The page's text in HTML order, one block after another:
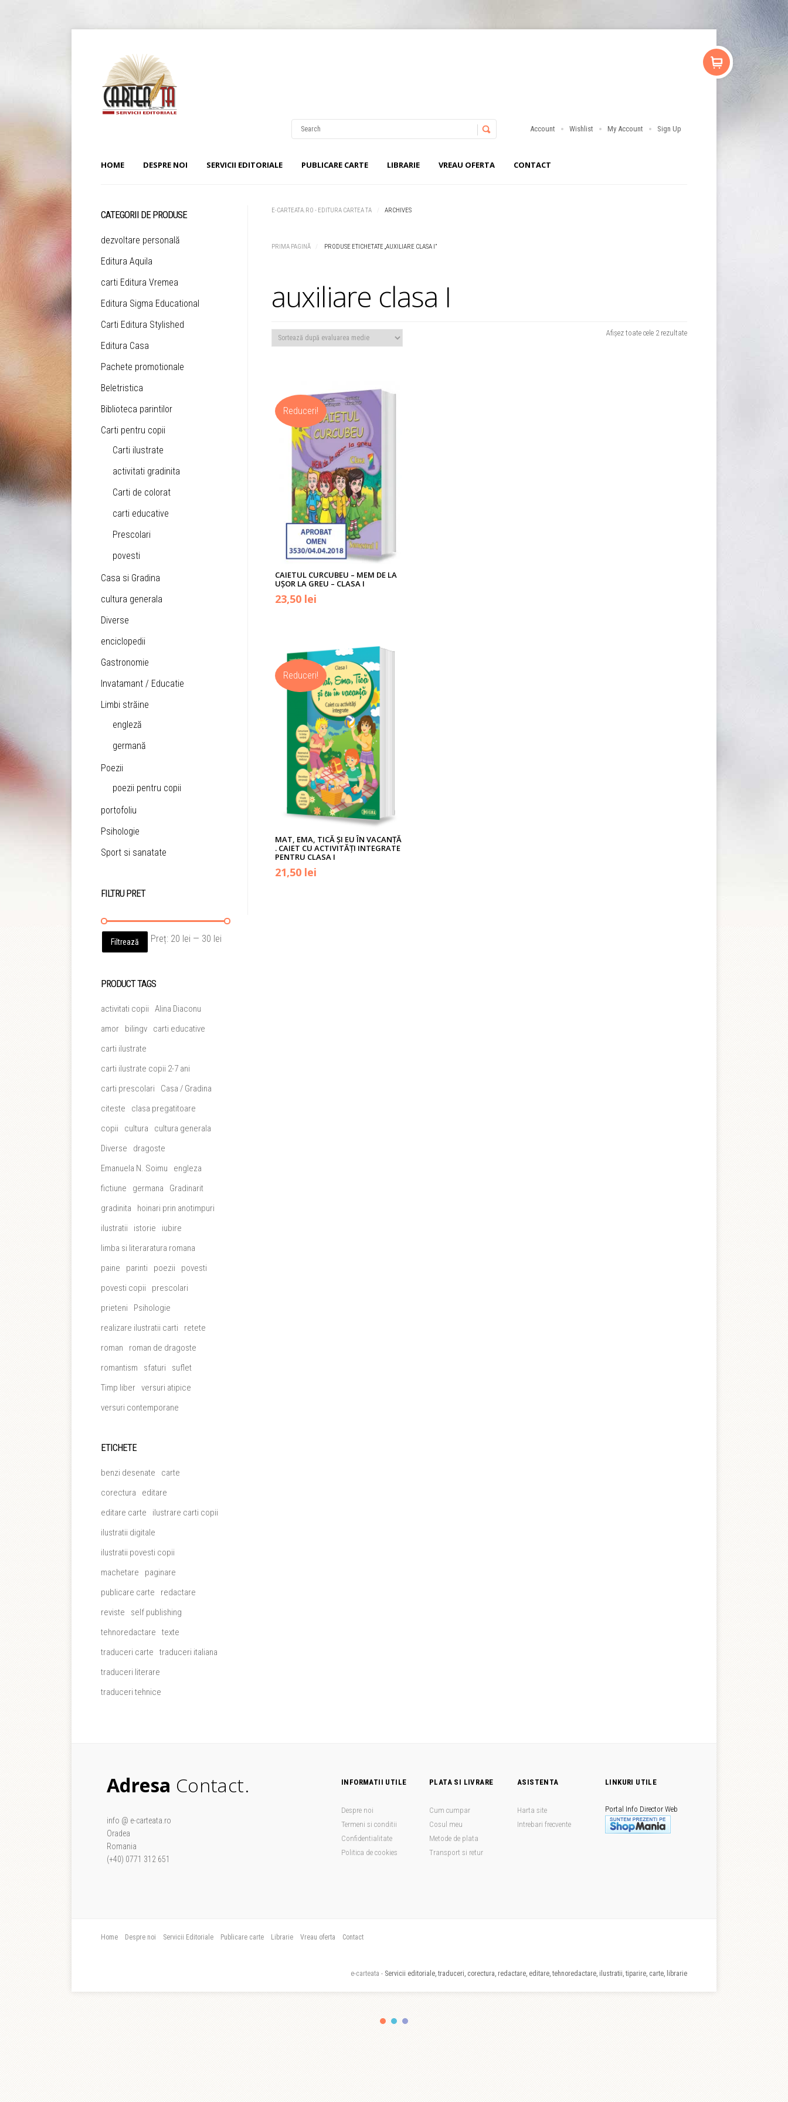
Account Wishlist My Account Sign Up
HOME DESPRE NOI SERVICII EDITORIALE PUBLICARE CARTE LIBRARIE VREAU OFERTA CONTACT
E-CARTEATA.RO - EDITURA CARTEA TA ARCHIVES
PRIMA PAGINĂ PRODUSE ETICHETATE „AUXILIARE CLASA I”
auxiliare clasa I
Afișez toate cele 2 rezultateSortat
Reduceri!
CAIETUL CURCUBEU – MEM DE LA
UȘOR LA GREU – CLASA I
Prețul
fost:
26,00 lei.
23,50 lei
23,50 lei.
Reduceri!
MAT, EMA, TICĂ ŞI EU ÎN VACANŢĂ
. CAIET CU ACTIVITĂŢI INTEGRATE
PENTRU CLASA I
Prețul
21,50 lei
CATEGORII DE PRODUSE
dezvoltare personală
Editura Aquila
carti Editura Vremea
Editura Sigma Educational
Carti Editura Stylished
Editura Casa
Pachete promotionale
Beletristica
Biblioteca parintilor
Carti pentru copii
Carti ilustrate
activitati gradinita
Carti de colorat
carti educative
Prescolari
povesti
Casa si Gradina
cultura generala
Diverse
enciclopedii
Gastronomie
Invatamant / Educatie
Limbi străine
engleză
germană
Poezii
poezii pentru copii
portofoliu
Psihologie
Sport si sanatate
FILTRU PRET
minim
maxim
Filtrează Preț: 20 lei — 30 lei
PRODUCT TAGS
activitati copii
Alina Diaconu
amor
bilingv
carti educative
carti ilustrate
carti ilustrate copii 2-7 ani
carti prescolari
Casa / Gradina
citeste
clasa pregatitoare
copii
cultura
cultura generala
Diverse
dragoste
Emanuela N. Soimu
engleza
fictiune
germana
Gradinarit
gradinita
hoinari prin anotimpuri
ilustratii
istorie
iubire
limba si literaratura romana
paine
parinti poezii
povesti
povesti copii
prescolari
prieteni
Psihologie
realizare ilustratii carti
retete
roman
roman de dragoste
romantism
sfaturi
suflet
Timp liber versuri atipice
versuri contemporane
ETICHETE
benzi desenate
carte
corectura
editare
editare carte
ilustrare carti copii
ilustratii digitale
ilustratii povesti copii
machetare
paginare
publicare carte
redactare
reviste
self publishing
tehnoredactare
texte
traduceri carte
traduceri italiana
traduceri literare
traduceri tehnice
Adresa Contact.
info @ e-carteata.ro
Oradea
Romania
(+40) 0771 312 651
INFORMATII UTILE
Despre noi
Termeni si conditii
Confidentialitate
Politica de cookies
PLATA SI LIVRARE
Cum cumpar
Cosul meu
Metode de plata
Transport si retur
ASISTENTA
Harta site
Intrebari frecvente
LINKURI UTILE
Portal Info Director Web
Home Despre noi Servicii Editoriale Publicare carte Librarie Vreau oferta Contact
e-carteata - Servicii editoriale, traduceri, corectura, redactare, editare, tehnoredactare, ilustratii, tiparire, carte, librarie
Password
Remember Me